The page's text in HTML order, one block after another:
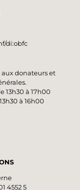
di:obfc
donateurs et
13h30 à 17h00
à 16h00
4552 5